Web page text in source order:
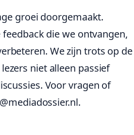
groei doorgemaakt.
die we ontvangen,
We zijn trots op de
niet alleen passief
Voor vragen of